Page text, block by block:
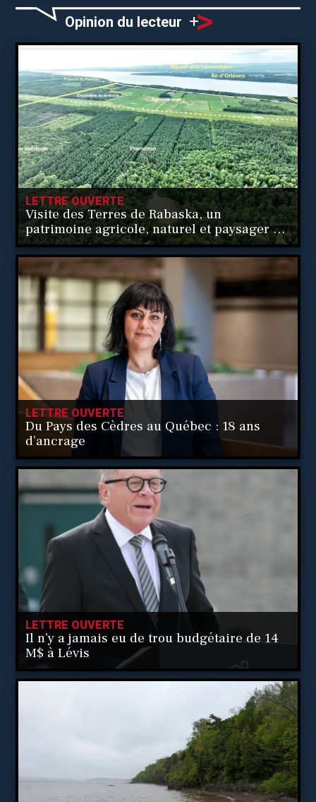
Opinion du lecteur +>
LETTRE OUVERTE
Visite des Terres de Rabaska, un
patrimoine agricole, naturel et paysager à
protéger
LETTRE OUVERTE
Du Pays des Cèdres au Québec : 18 ans
d’ancrage
LETTRE OUVERTE
Il n’y a jamais eu de trou budgétaire de 14
M$ à Lévis